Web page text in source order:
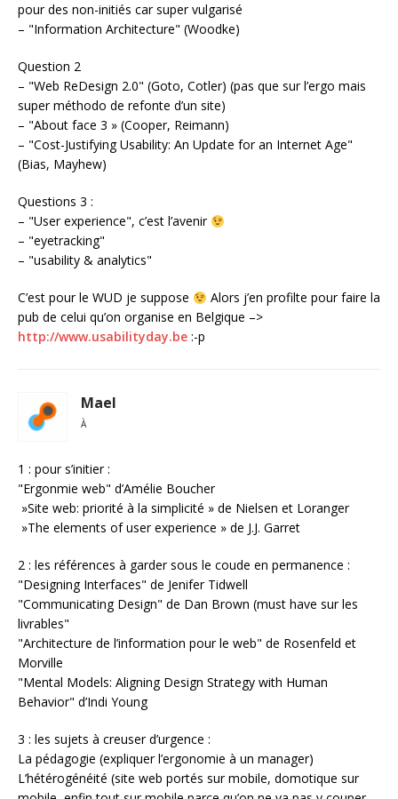
pour des non-initiés car super vulgarisé
– "Information Architecture" (Woodke)
Question 2
– "Web ReDesign 2.0" (Goto, Cotler) (pas que sur l’ergo mais
super méthodo de refonte d’un site)
– "About face 3 » (Cooper, Reimann)
– "Cost-Justifying Usability: An Update for an Internet Age"
(Bias, Mayhew)
Questions 3 :
– "User experience", c’est l’avenir
– "eyetracking"
– "usability & analytics"
C’est pour le WUD je suppose
Alors j’en profilte pour faire la
pub de celui qu’on organise en Belgique –>
http://www.usabilityday.be :-p
Mael
À
1 : pour s’initier :
"Ergonmie web" d’Amélie Boucher
»Site web: priorité à la simplicité » de Nielsen et Loranger
»The elements of user experience » de J.J. Garret
2 : les références à garder sous le coude en permanence :
"Designing Interfaces" de Jenifer Tidwell
"Communicating Design" de Dan Brown (must have sur les
livrables"
"Architecture de l’information pour le web" de Rosenfeld et
Morville
"Mental Models: Aligning Design Strategy with Human
Behavior" d’Indi Young
3 : les sujets à creuser d’urgence :
La pédagogie (expliquer l’ergonomie à un manager)
L’hétérogénéité (site web portés sur mobile, domotique sur